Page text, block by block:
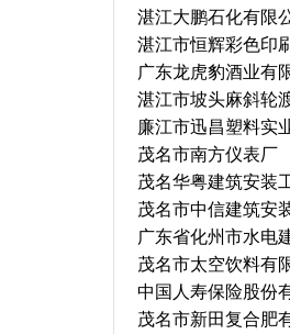
湛江大鹏石化有限
湛江市恒辉彩色印
广东龙虎豹酒业有
湛江市坡头麻斜轮
廉江市迅昌塑料实
茂名市南方仪表厂
茂名华粤建筑安装
茂名市中信建筑安
广东省化州市水电
茂名市太空饮料有
中国人寿保险股份
茂名市新田复合肥